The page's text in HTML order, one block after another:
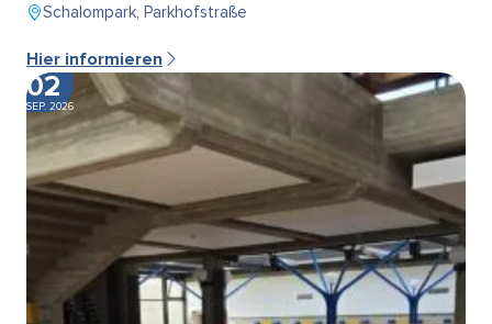
Schalompark, Parkhofstraße
Hier informieren
02
SEP. 2026